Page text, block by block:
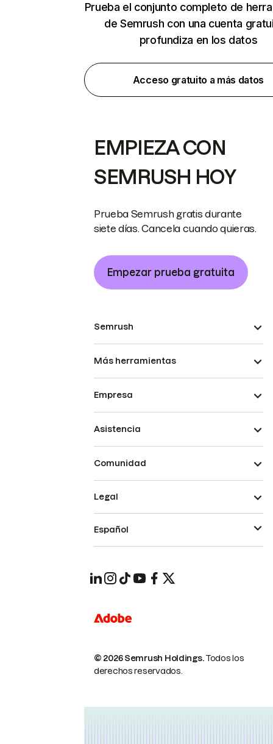
Prueba el conjunto completo de
de Semrush con una cuenta
profundiza en los datos
Acceso gratuito a más datos
EMPIEZA CON
SEMRUSH HOY
Prueba Semrush gratis durante
siete días. Cancela cuando quieras.
Empezar prueba gratuita
Semrush
Más herramientas
Empresa
Asistencia
Comunidad
© 2026 Semrush Holdings.Todos los
derechos reservados.
Legal
Español